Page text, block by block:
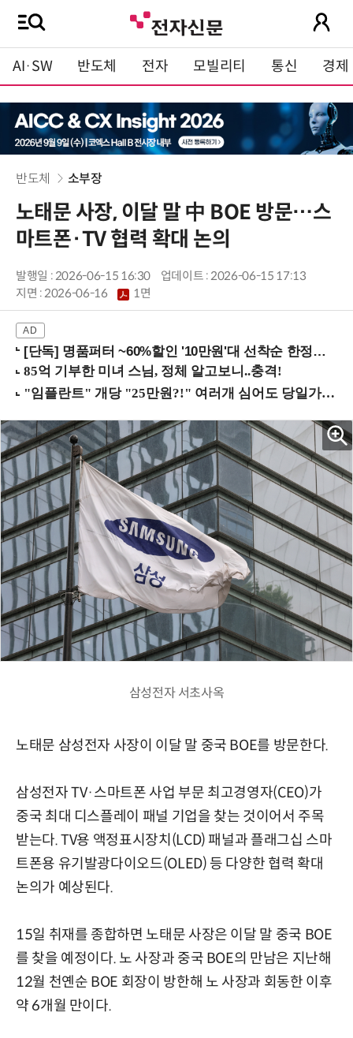
AI·SW 반도체 전자 모빌리티 통신 경제
반도체 소부장
노태문 사장, 이달 말 中 BOE 방문…스
마트폰·TV 협력 확대 논의
발행일 : 2026-06-15 16:30
업데이트 : 2026-06-15 17:13
지면 :2026-06-16 1면
[단독] 명품퍼터 ~60%할인 '10만원'대 선착순 한정판매!
삼성전자 서초사옥
노태문 삼성전자 사장이 이달 말 중국 BOE를 방문한다.
삼성전자 TV·스마트폰 사업 부문 최고경영자(CEO)가
중국 최대 디스플레이 패널 기업을 찾는 것이어서 주목
받는다. TV용 액정표시장치(LCD) 패널과 플래그십 스마
트폰용 유기발광다이오드(OLED) 등 다양한 협력 확대
논의가 예상된다.
15일 취재를 종합하면 노태문 사장은 이달 말 중국 BOE
를 찾을 예정이다. 노 사장과 중국 BOE의 만남은 지난해
12월 천옌순 BOE 회장이 방한해 노 사장과 회동한 이후
약 6개월 만이다.